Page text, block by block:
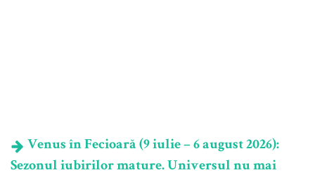
Venus în Fecioară (9 iulie – 6 august 2026):
Sezonul iubirilor mature. Universul nu mai